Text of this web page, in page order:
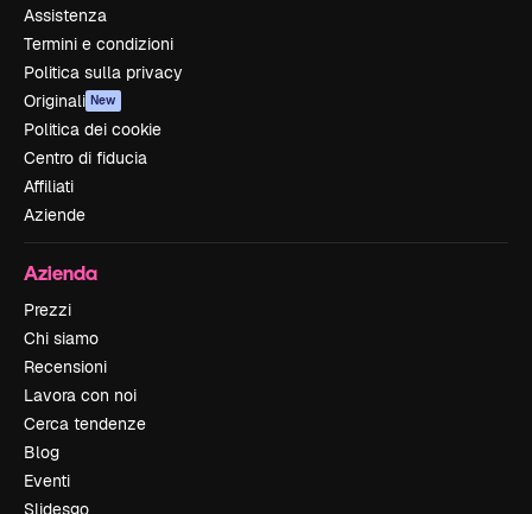
Assistenza
Termini e condizioni
Politica sulla privacy
Originali New
Politica dei cookie
Centro di fiducia
Affiliati
Aziende
Azienda
Prezzi
Chi siamo
Recensioni
Lavora con noi
Cerca tendenze
Blog
Eventi
Slidesgo